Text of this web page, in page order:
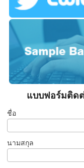
แบบฟอร์มติด
ชื่อ
นามสกุล